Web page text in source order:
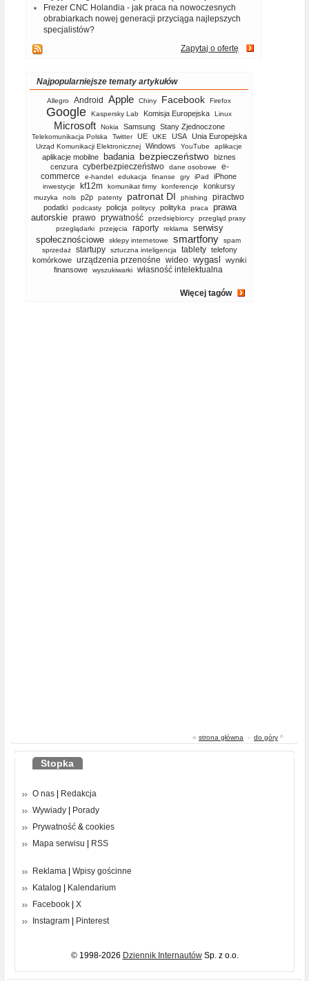
Frezer CNC Holandia - jak praca na nowoczesnych
obrabiarkach nowej generacji przyciąga najlepszych
specjalistów?
Zapytaj o ofertę
Najpopularniejsze tematy artykułów
Allegro Android Apple Chiny Facebook Firefox
Google Kaspersky Lab Komisja Europejska Linux
Microsoft Nokia Samsung Stany Zjednoczone
Telekomunikacja Polska Twitter UE UKE USA Unia Europejska
Urząd Komunikacji Elektronicznej Windows YouTube aplikacje
aplikacje mobilne badania bezpieczeństwo biznes
cenzura cyberbezpieczeństwo dane osobowe
e-
commerce
e-handel edukacja finanse gry iPad iPhone
inwestycje kf12m komunikat firmy konferencje konkursy
muzyka nols p2p patenty patronat DI phishing piractwo
podatki podcasty policja politycy polityka praca
prawa
autorskie prawo prywatność przedsiębiorcy
przegląd prasy
przeglądarki
przejęcia raporty reklama
serwisy
społecznościowe
sklepy internetowe smartfony
spam
sprzedaż
startupy sztuczna inteligencja tablety telefony
komórkowe
urządzenia przenośne wideo wygasl
wyniki
finansowe
wyszukiwarki własność intelektualna
Więcej tagów
« strona główna - do góry ^
Stopka
O nas
Redakcja
Wywiady
Porady
Prywatność & cookies
Mapa serwisu
RSS
Reklama
Wpisy gościnne
Katalog
Kalendarium
Facebook
X
Instagram
Pinterest
© 1998-2026 Dziennik InternautówSp. z o.o.